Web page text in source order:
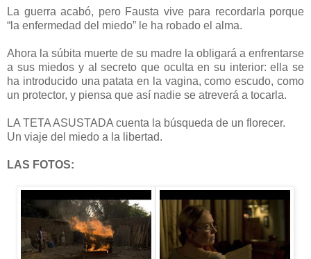
La guerra acabó, pero Fausta vive para recordarla porque
“la enfermedad del miedo” le ha robado el alma.
Ahora la súbita muerte de su madre la obligará a enfrentarse
a sus miedos y al secreto que oculta en su interior: ella se
ha introducido una patata en la vagina, como escudo, como
un protector, y piensa que así nadie se atreverá a tocarla.
LA TETA ASUSTADA cuenta la búsqueda de un florecer.
Un viaje del miedo a la libertad.
LAS FOTOS: